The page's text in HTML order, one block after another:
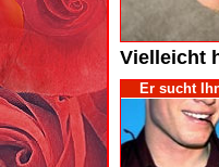
Vielleicht
Er sucht